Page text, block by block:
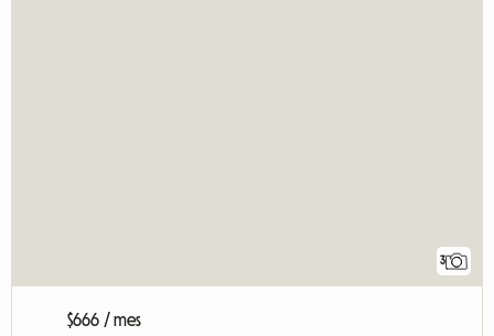
3
$666 / mes